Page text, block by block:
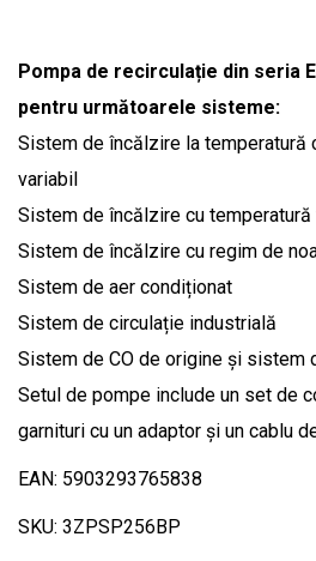
Pompa de recirculație din seria
pentru următoarele sisteme:
Sistem de încălzire la temperatură
variabil
Sistem de încălzire cu
Sistem de încălzire cu regim de
Sistem de aer condiționat
Sistem de circulație industrială
Sistem de CO de origine și sistem
Setul de pompe include un set de
garnituri cu un adaptor și un cablu
EAN: 5903293765838
SKU: 3ZPSP256BP